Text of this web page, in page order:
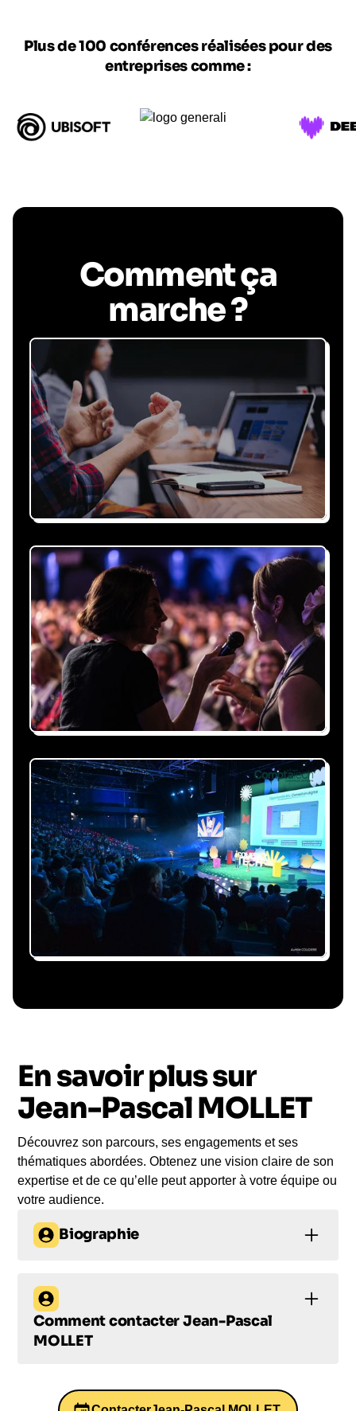
Plus de 100 conférences réalisées pour des
entreprises comme :
Comment ça
marche ?
Recevez une proposition
sous 24h
Expliquez-nous vos besoins, on vous répond
sous 24h avec une proposition
personnalisée, claire et adaptée à votre
événement et à vos contraintes.
Nous nous occupons de
tout
Gestion du planning, échanges avec le
conférencier, coordination logistique : vous
êtes accompagné à chaque étape, sans perte
de temps ni complication.
Le conférencier vient à
Le jour de la conférence, l’intervenant se
rend sur votre évènement pour une prise de
parole impactante, engageante et sur-mesure
En savoir plus sur
Jean-Pascal MOLLET
Découvrez son parcours, ses engagements et ses
thématiques abordées. Obtenez une vision claire de son
expertise et de ce qu’elle peut apporter à votre équipe ou
votre audience.
Biographie
méthode DISC, spécialisé dans la performance
commerciale et la communication interpersonnelle.
Il accompagne les entreprises dans la
compréhension des comportements et
Faire intervenir Jean-Pascal Mollet conférence
Comment contacter Jean-Pascal
MOLLET